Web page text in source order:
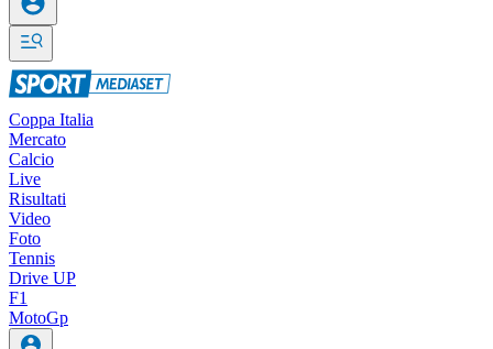
Coppa Italia
Mercato
Calcio
Live
Risultati
Video
Foto
Tennis
Drive UP
F1
MotoGp